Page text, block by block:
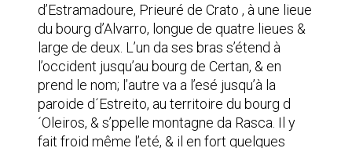
d’Estramadoure, Prieuré de Crato , à une lieue
du bourg d’Alvarro, longue de quatre lieues &
large de deux. L’un da ses bras s’étend à
l’occident jusqu’au bourg de Certan, & en
prend le nom; l’autre va a l’esé jusqu’à la
paroide d´Estreito, au territoire du bourg d
´Oleiros, & s’ppelle montagne da Rasca. Il y
fait froid même l’eté, & il en fort quelques